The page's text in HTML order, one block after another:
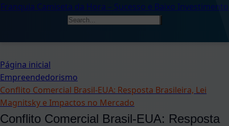
Franquia Camiseta da Hora – Sucesso e Baixo Investimento
Página inicial
Empreendedorismo
Conflito Comercial Brasil-EUA: Resposta Brasileira, Lei
Magnitsky e Impactos no Mercado
Conflito Comercial Brasil-EUA: Resposta